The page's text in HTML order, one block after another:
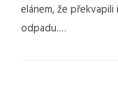
elánem, že
odpadu.…